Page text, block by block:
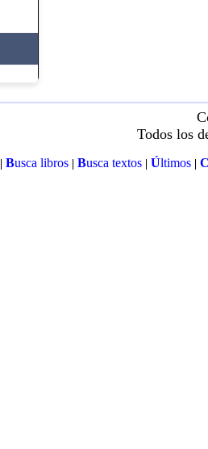
Todos los
Busca libros| Busca textos| Últimos|